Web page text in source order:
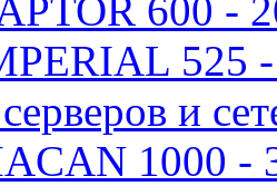
600 -
525
и
1000 -